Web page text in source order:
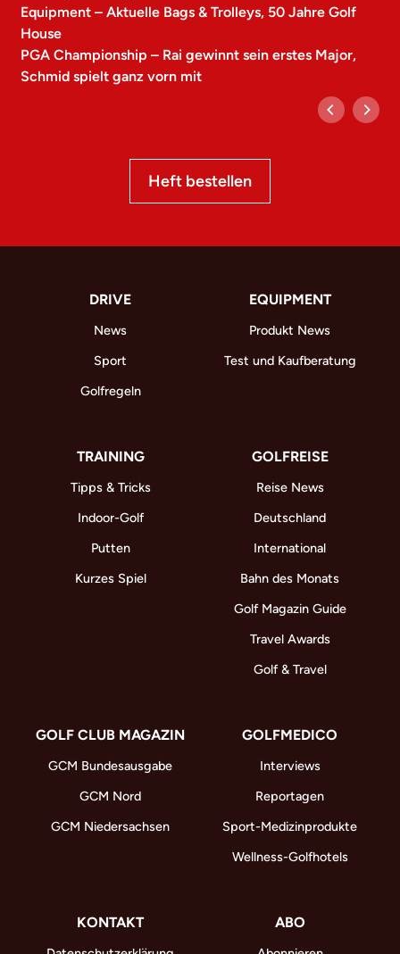
Equipment – Aktuelle Bags & Trolleys, 50 Jahre Golf
House
PGA Championship – Rai gewinnt sein erstes Major,
Schmid spielt ganz vorn mit
Heft bestellen
DRIVE
News
Sport
Golfregeln
EQUIPMENT
Produkt News
Test und Kaufberatung
TRAINING
Tipps & Tricks
Indoor-Golf
Putten
Kurzes Spiel
GOLFREISE
Reise News
Deutschland
International
Bahn des Monats
Golf Magazin Guide
Travel Awards
Golf & Travel
GOLF CLUB MAGAZIN
GCM Bundesausgabe
GCM Nord
GCM Niedersachsen
GOLFMEDICO
Interviews
Reportagen
Sport-Medizinprodukte
Wellness-Golfhotels
KONTAKT ABO